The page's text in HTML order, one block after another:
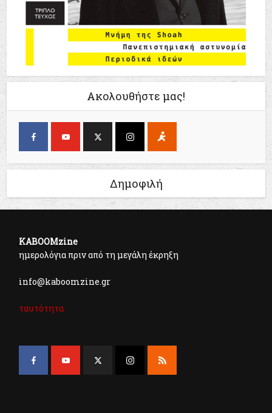
Ακολουθήστε μας!
Δημοφιλή
KABOOMzine
ημερολόγια πριν από τη μεγάλη έκρηξη
info@kaboomzine.gr
ταυτότητα